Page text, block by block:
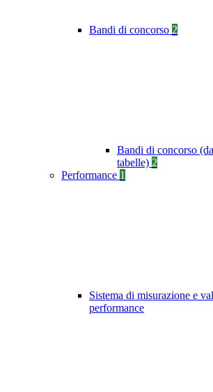
Bandi di concorso 2
Bandi di concorso
tabelle) 2
Performance 1
Sistema di misurazione e
performance